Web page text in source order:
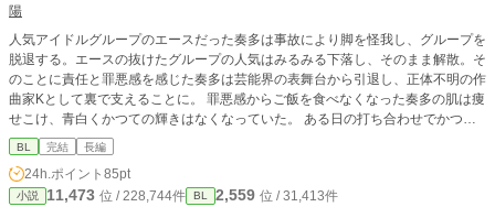
タンを溺愛しておりますｗ
陽
人気アイドルグループのエースだった奏多は事故により脚を怪我し、グループを
脱退する。エースの抜けたグループの人気はみるみる下落し、そのまま解散。そ
のことに責任と罪悪感を感じた奏多は芸能界の表舞台から引退し、正体不明の作
曲家Kとして裏で支えることに。 罪悪感からご飯を食べなくなった奏多の肌は痩
せこけ、青白くかつての輝きはなくなっていた。 ある日の打ち合わせでかつて
のグループメンバーである颯真と再会する。 メガネとマスクをしているがかつ
てのメンバーのことは騙せない。 『奏多、会いたかった』 『僕、奏多さんのパ
フォーマンスを見て、人生変わったんです！』 やけに自分に懐いているワンコ
系の後輩リオと、かつてのグループのメンバー颯真に受け止めきれない愛を向け
BL 完結 長編
24h.ポイント 85pt
小説 11,473 位 / 228,744件 BL 2,559 位 / 31,413件